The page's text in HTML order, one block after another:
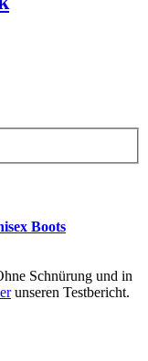
Boots
Schnürung und in
unseren Testbericht.